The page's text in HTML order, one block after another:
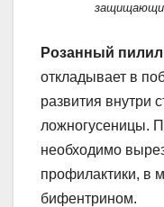
Розанный
откладывает в
развития внутри
ложногусеницы.
необходимо
профилактики, в
бифентрином.